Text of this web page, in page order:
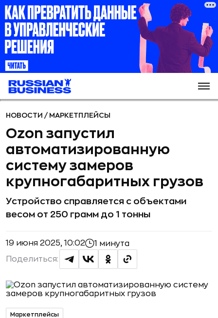
НОВОСТИ / МАРКЕТПЛЕЙСЫ
Ozon запустил
автоматизированную
систему замеров
крупногабаритных грузов
Устройство справляется с объектами
весом от 250 грамм до 1 тонны
19 июня 2025, 10:02 1 минута
Поделиться:
Маркетплейсы